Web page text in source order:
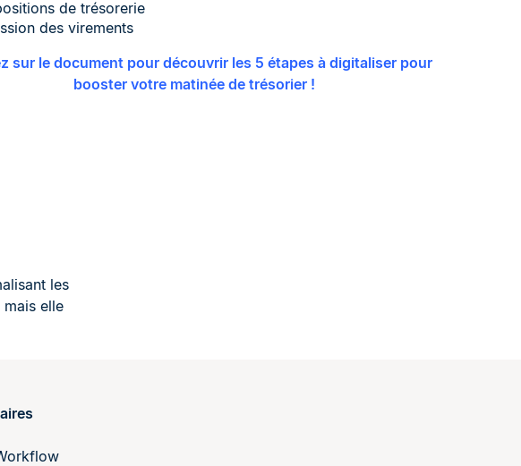
de trésorerie
des virements
sur le document pour découvrir les 5 étapes à digitaliser pour
booster votre matinée de trésorier !
les
elle